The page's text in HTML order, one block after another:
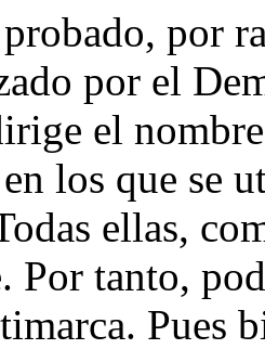
por
por el
el
los que se
ellas,
Por tanto,
Pues